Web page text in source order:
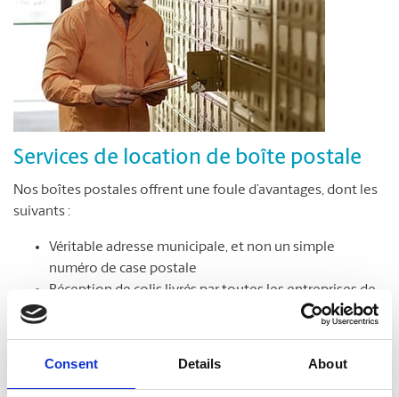
Consent Details About
Services de location de boîte postale
Nos boîtes postales offrent une foule d’avantages, dont les
suivants :
Véritable adresse municipale, et non un simple
numéro de case postale
Réception de colis livrés par toutes les entreprises de